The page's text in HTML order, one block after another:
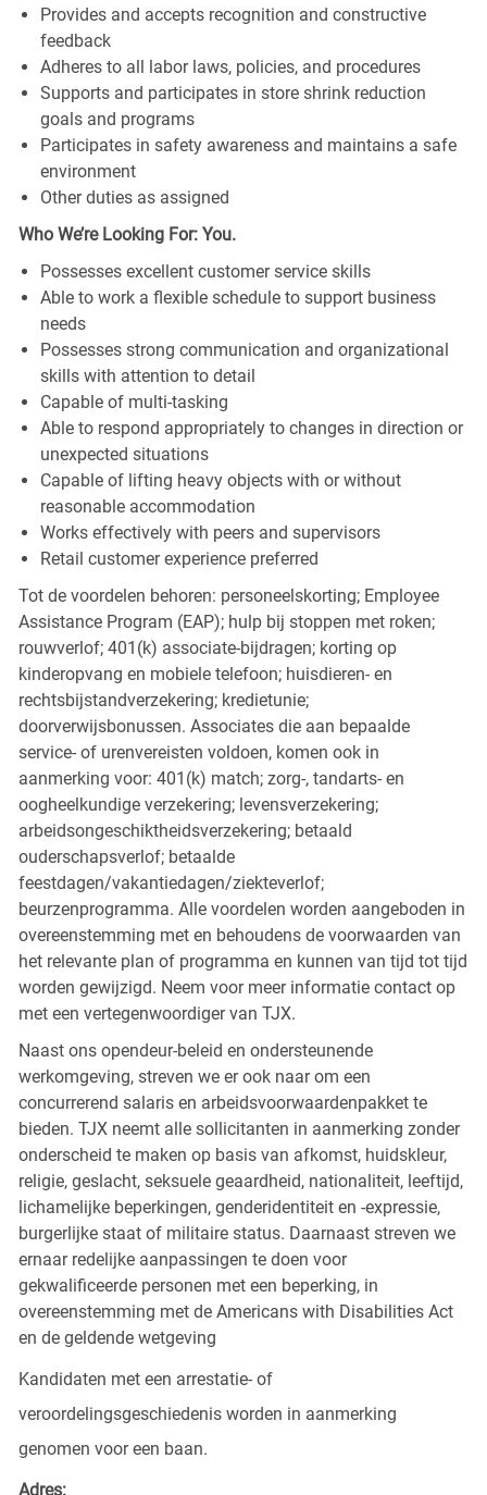
Provides and accepts recognition and constructive
feedback
Adheres to all labor laws, policies, and procedures
Supports and participates in store shrink reduction
goals and programs
Participates in safety awareness and maintains a safe
environment
Other duties as assigned
Who We’re Looking For: You.
Possesses excellent customer service skills
Able to work a flexible schedule to support business
needs
Possesses strong communication and organizational
skills with attention to detail
Capable of multi-tasking
Able to respond appropriately to changes in direction or
unexpected situations
Capable of lifting heavy objects with or without
reasonable accommodation
Works effectively with peers and supervisors
Retail customer experience preferred
Tot de voordelen behoren: personeelskorting; Employee
Assistance Program (EAP); hulp bij stoppen met roken;
rouwverlof; 401(k) associate-bijdragen; korting op
kinderopvang en mobiele telefoon; huisdieren- en
rechtsbijstandverzekering; kredietunie;
doorverwijsbonussen. Associates die aan bepaalde
service- of urenvereisten voldoen, komen ook in
aanmerking voor: 401(k) match; zorg-, tandarts- en
oogheelkundige verzekering; levensverzekering;
arbeidsongeschiktheidsverzekering; betaald
ouderschapsverlof; betaalde
feestdagen/vakantiedagen/ziekteverlof;
beurzenprogramma. Alle voordelen worden aangeboden in
overeenstemming met en behoudens de voorwaarden van
het relevante plan of programma en kunnen van tijd tot tijd
worden gewijzigd. Neem voor meer informatie contact op
met een vertegenwoordiger van TJX.
Naast ons opendeur-beleid en ondersteunende
werkomgeving, streven we er ook naar om een
concurrerend salaris en arbeidsvoorwaardenpakket te
bieden. TJX neemt alle sollicitanten in aanmerking zonder
onderscheid te maken op basis van afkomst, huidskleur,
religie, geslacht, seksuele geaardheid, nationaliteit, leeftijd,
lichamelijke beperkingen, genderidentiteit en -expressie,
burgerlijke staat of militaire status. Daarnaast streven we
ernaar redelijke aanpassingen te doen voor
gekwalificeerde personen met een beperking, in
overeenstemming met de Americans with Disabilities Act
en de geldende wetgeving
Kandidaten met een arrestatie- of
veroordelingsgeschiedenis worden in aanmerking
genomen voor een baan.
Adres: